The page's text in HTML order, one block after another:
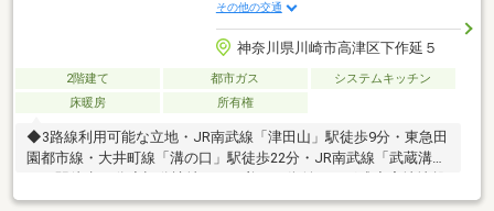
その他の交通
神奈川県川崎市高津区下作延５
2階建て 都市ガス
システムキッチン
床暖房
所有権
◆3路線利用可能な立地・JR南武線「津田山」駅徒歩9分・東急田
園都市線・大井町線「溝の口」駅徒歩22分・JR南武線「武蔵溝ノ
面が前面道路よりも約3ｍ高くなっているため、道路からの目線が